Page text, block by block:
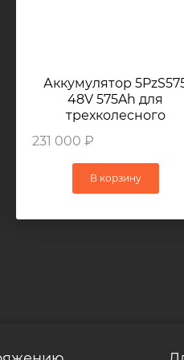
Аккумулятор
48V 575Ah для
трехколесного
CPD18S
231 000 ₽
В корзину